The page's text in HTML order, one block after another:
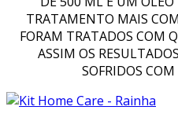
TRATAMENTO MAIS
FORAM TRATADOS COM
ASSIM OS
SOFRIDOS COM